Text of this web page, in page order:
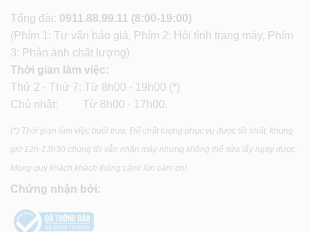
Tổng đài: 0911.88.99.11 (8:00-19:00)
(Phím 1: Tư vấn báo giá, Phím 2: Hỏi tình trạng máy, Phím
3: Phản ánh chất lượng)
Thời gian làm việc:
Thứ 2 - Thứ 7: Từ 8h00 - 19h00 (*)
Chủ nhật: Từ 8h00 - 17h00.
(*) Thời gian làm việc buổi trưa: Để chất lượng phục vụ được tốt nhất, khung
giờ 12h-13h30 chúng tôi vẫn nhận máy nhưng không thể sửa lấy ngay được.
Mong quý khách khách thông cảm! Xin cảm ơn!
Chứng nhận bởi: